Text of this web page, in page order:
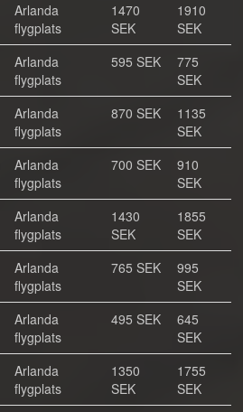
Arlanda
flygplats
1470
SEK
1910
SEK
Arlanda
flygplats
595 SEK
775
SEK
Arlanda
flygplats
870 SEK
1135
SEK
Arlanda
flygplats
700 SEK
910
SEK
Arlanda
flygplats
1430
SEK
1855
SEK
Arlanda
flygplats
765 SEK
995
SEK
Arlanda
flygplats
495 SEK
645
SEK
Arlanda
flygplats
1350
SEK
1755
SEK